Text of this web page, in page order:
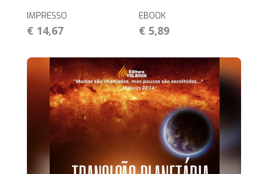
IMPRESSO
€ 14,67
EBOOK
€ 5,89